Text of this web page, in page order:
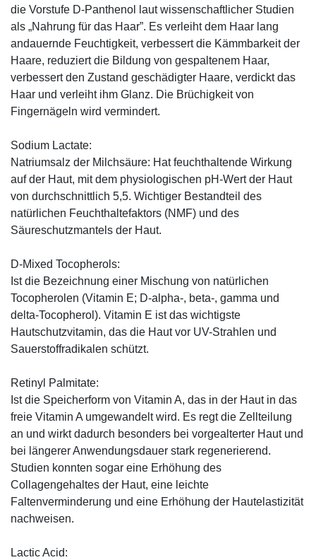
die Vorstufe D-Panthenol laut wissenschaftlicher Studien
als „Nahrung für das Haar”. Es verleiht dem Haar lang
andauernde Feuchtigkeit, verbessert die Kämmbarkeit der
Haare, reduziert die Bildung von gespaltenem Haar,
verbessert den Zustand geschädigter Haare, verdickt das
Haar und verleiht ihm Glanz. Die Brüchigkeit von
Fingernägeln wird vermindert.
Sodium Lactate:
Natriumsalz der Milchsäure: Hat feuchthaltende Wirkung
auf der Haut, mit dem physiologischen pH-Wert der Haut
von durchschnittlich 5,5. Wichtiger Bestandteil des
natürlichen Feuchthaltefaktors (NMF) und des
Säureschutzmantels der Haut.
D-Mixed Tocopherols:
Ist die Bezeichnung einer Mischung von natürlichen
Tocopherolen (Vitamin E; D-alpha-, beta-, gamma und
delta-Tocopherol). Vitamin E ist das wichtigste
Hautschutzvitamin, das die Haut vor UV-Strahlen und
Sauerstoffradikalen schützt.
Retinyl Palmitate:
Ist die Speicherform von Vitamin A, das in der Haut in das
freie Vitamin A umgewandelt wird. Es regt die Zellteilung
an und wirkt dadurch besonders bei vorgealterter Haut und
bei längerer Anwendungsdauer stark regenerierend.
Studien konnten sogar eine Erhöhung des
Collagengehaltes der Haut, eine leichte
Faltenverminderung und eine Erhöhung der Hautelastizität
nachweisen.
Lactic Acid: